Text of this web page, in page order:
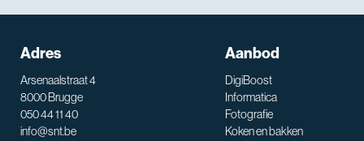
Adres
Arsenaalstraat 4
8000 Brugge
050 44 11 40
info@snt.be
Aanbod
DigiBoost
Informatica
Fotografie
Koken en bakken